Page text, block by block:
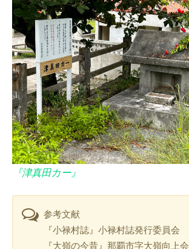
『津真田カー』
参考文献
『小禄村誌』小禄村誌発行委員会
『大嶺の今昔』那覇市字大嶺向上会